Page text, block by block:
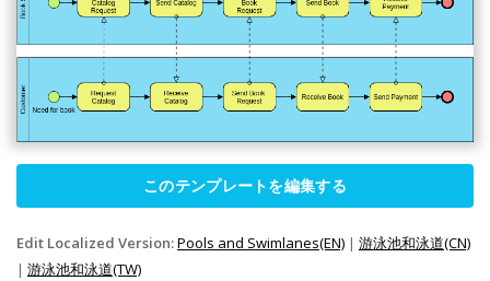
このテンプレートを編集する
Edit Localized Version:Pools and Swimlanes(EN) | 游泳池和泳道(CN)
| 游泳池和泳道(TW)